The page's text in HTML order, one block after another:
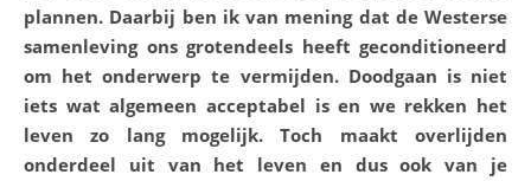
plannen. Daarbij ben ik van mening dat de Westerse
samenleving ons grotendeels heeft geconditioneerd
om het onderwerp te vermijden. Doodgaan is niet
iets wat algemeen acceptabel is en we rekken het
leven zo lang mogelijk. Toch maakt overlijden
onderdeel uit van het leven en dus ook van je